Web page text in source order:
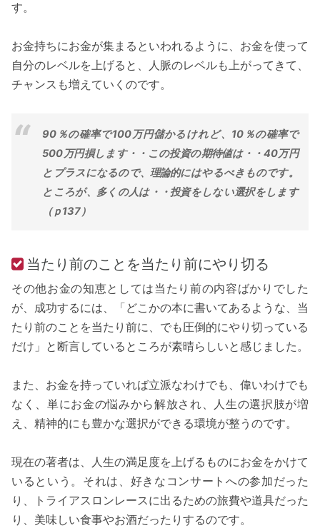
す。
お金持ちにお金が集まるといわれるように、お金を使って
自分のレベルを上げると、人脈のレベルも上がってきて、
チャンスも増えていくのです。
90％の確率で100万円儲かるけれど、10％の確率で
500万円損します・・この投資の期待値は・・40万円
とプラスになるので、理論的にはやるべきものです。
ところが、多くの人は・・投資をしない選択をします
（ｐ137）
当たり前のことを当たり前にやり切る
その他お金の知恵としては当たり前の内容ばかりでした
が、成功するには、「どこかの本に書いてあるような、当
たり前のことを当たり前に、でも圧倒的にやり切っている
だけ」と断言しているところが素晴らしいと感じました。
また、お金を持っていれば立派なわけでも、偉いわけでも
なく、単にお金の悩みから解放され、人生の選択肢が増
え、精神的にも豊かな選択ができる環境が整うのです。
現在の著者は、人生の満足度を上げるものにお金をかけて
いるという。それは、好きなコンサートへの参加だった
り、トライアスロンレースに出るための旅費や道具だった
り、美味しい食事やお酒だったりするのです。